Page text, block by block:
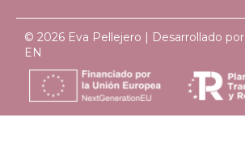
© 2026 Eva Pellejero | Desarrollado por
EN